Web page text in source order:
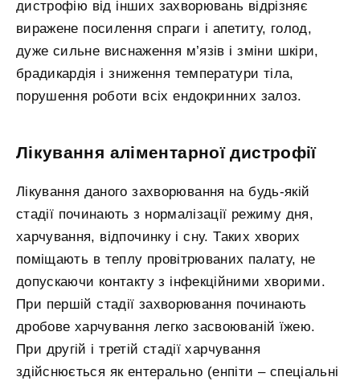
дистрофію від інших захворювань відрізняє
виражене посилення спраги і апетиту, голод,
дуже сильне виснаження м’язів і зміни шкіри,
брадикардія і зниження температури тіла,
порушення роботи всіх ендокринних залоз.
Лікування аліментарної дистрофії
Лікування даного захворювання на будь-якій
стадії починають з нормалізації режиму дня,
харчування, відпочинку і сну. Таких хворих
поміщають в теплу провітрюваних палату, не
допускаючи контакту з інфекційними хворими.
При першій стадії захворювання починають
дробове харчування легко засвоюваній їжею.
При другій і третій стадії харчування
здійснюється як ентерально (енпіти – спеціальні